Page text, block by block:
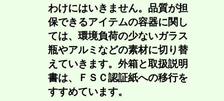
わけにはいきません。品質が担
保できるアイテムの容器に関し
ては、環境負荷の少ないガラス
瓶やアルミなどの素材に切り替
えていきます。外箱と取扱説明
書は、ＦＳＣ認証紙への移行を
すすめています。